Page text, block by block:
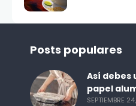
Posts populares
Así
papel
SEPTIEMBRE